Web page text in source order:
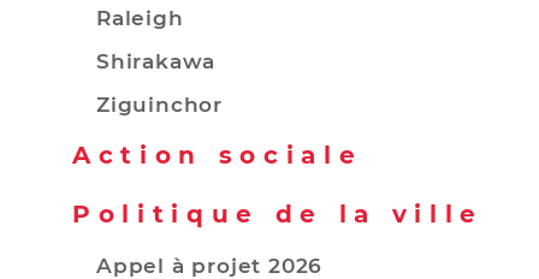
Raleigh
Shirakawa
Ziguinchor
Action sociale
Politique de la ville
Appel à projet 2026